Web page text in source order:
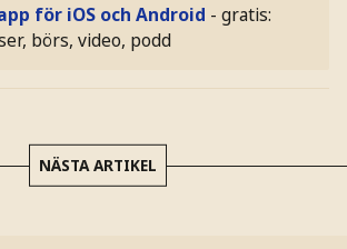
för iOS och Android - gratis:
börs, video, podd
NÄSTA ARTIKEL